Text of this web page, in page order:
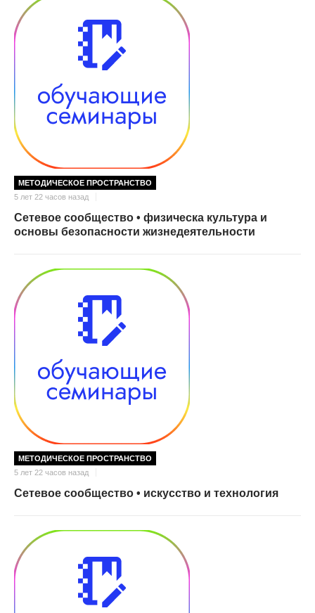
МЕТОДИЧЕСКОЕ ПРОСТРАНСТВО
5 лет 22 часов назад
Сетевое сообщество • физическа культура и
основы безопасности жизнедеятельности
МЕТОДИЧЕСКОЕ ПРОСТРАНСТВО
5 лет 22 часов назад
Сетевое сообщество • искусство и технология